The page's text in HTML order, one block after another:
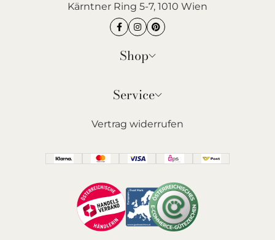
Kärntner Ring 5-7, 1010 Wien
Shop
Service
Vertrag widerrufen